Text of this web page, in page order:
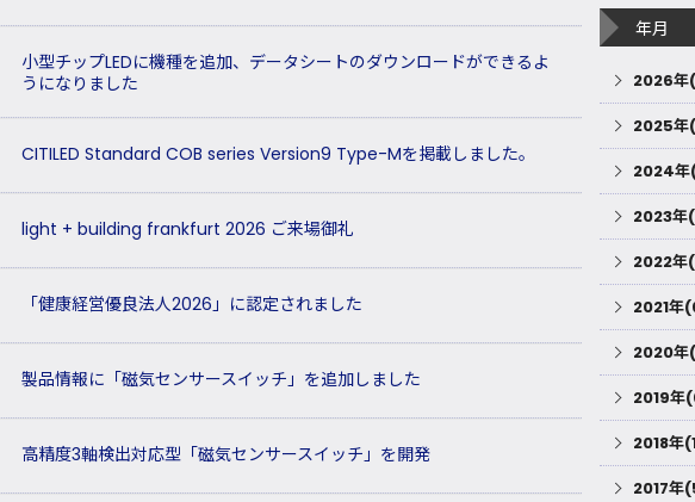
小型チップLEDに機種を追加、データシートのダウンロードができるよ
うになりました
CITILED Standard COB series Version9 Type-Mを掲載しました。
light + building frankfurt 2026 ご来場御礼
「健康経営優良法人2026」に認定されました
製品情報に「磁気センサースイッチ」を追加しました
高精度3軸検出対応型「磁気センサースイッチ」を開発
年月
2026
2025
2024
2023年
2022年
2021年
2020年
2019年
2018年
2017年